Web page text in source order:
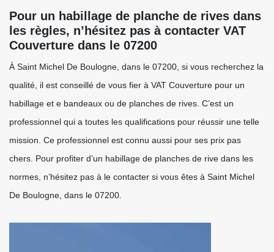
Pour un habillage de planche de rives dans
les règles, n’hésitez pas à contacter VAT
Couverture dans le 07200
À Saint Michel De Boulogne, dans le 07200, si vous recherchez la
qualité, il est conseillé de vous fier à VAT Couverture pour un
habillage et e bandeaux ou de planches de rives. C’est un
professionnel qui a toutes les qualifications pour réussir une telle
mission. Ce professionnel est connu aussi pour ses prix pas
chers. Pour profiter d’un habillage de planches de rive dans les
normes, n’hésitez pas à le contacter si vous êtes à Saint Michel
De Boulogne, dans le 07200.